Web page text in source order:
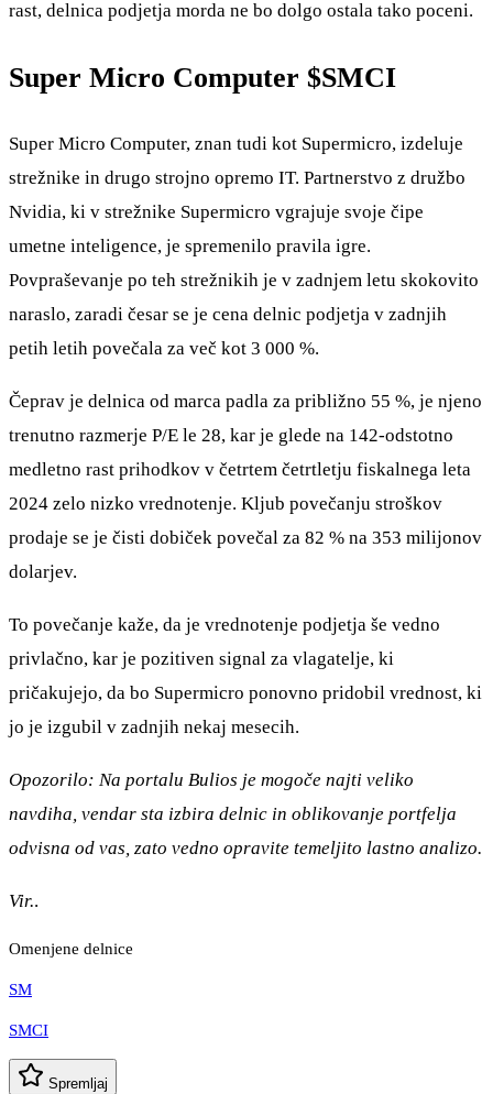
rast, delnica podjetja morda ne bo dolgo ostala tako poceni.
Super Micro Computer $SMCI
Super Micro Computer, znan tudi kot Supermicro, izdeluje
strežnike in drugo strojno opremo IT. Partnerstvo z družbo
Nvidia, ki v strežnike Supermicro vgrajuje svoje čipe
umetne inteligence, je spremenilo pravila igre.
Povpraševanje po teh strežnikih je v zadnjem letu skokovito
naraslo, zaradi česar se je cena delnic podjetja v zadnjih
petih letih povečala za več kot 3 000 %.
Čeprav je delnica od marca padla za približno 55 %, je njeno
trenutno razmerje P/E le 28, kar je glede na 142-odstotno
medletno rast prihodkov v četrtem četrtletju fiskalnega leta
2024 zelo nizko vrednotenje. Kljub povečanju stroškov
prodaje se je čisti dobiček povečal za 82 % na 353 milijonov
dolarjev.
To povečanje kaže, da je vrednotenje podjetja še vedno
privlačno, kar je pozitiven signal za vlagatelje, ki
pričakujejo, da bo Supermicro ponovno pridobil vrednost, ki
jo je izgubil v zadnjih nekaj mesecih.
Opozorilo: Na portalu Bulios je mogoče najti veliko
navdiha, vendar sta izbira delnic in oblikovanje portfelja
odvisna od vas, zato vedno opravite temeljito lastno analizo.
Vir..
Omenjene delnice
SM
SMCI
Spremljaj